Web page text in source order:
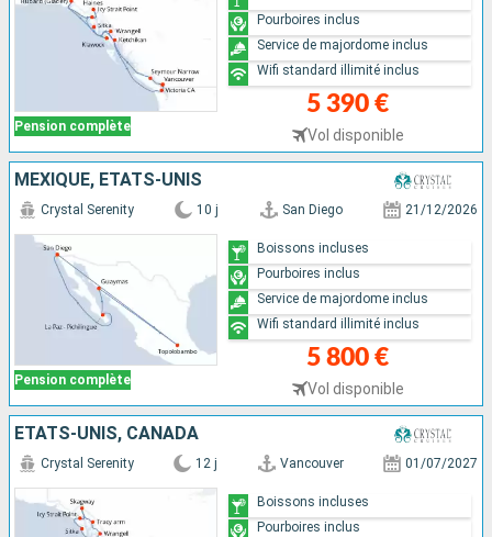
Pension complète
5 390 €
Vol disponible
Pourboires inclus
Service de majordome inclus
Wifi standard illimité inclus
MEXIQUE, ÉTATS-UNIS
Pension complète
Crystal Serenity 10 j San Diego 21/12/2026
5 800 €
Vol disponible
Boissons incluses
Pourboires inclus
Service de majordome inclus
Wifi standard illimité inclus
ÉTATS-UNIS, CANADA
Crystal Serenity 12 j Vancouver 01/07/2027
Boissons incluses
Pourboires inclus